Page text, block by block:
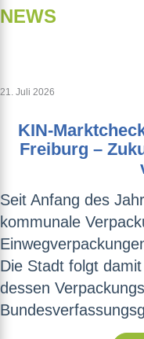
NEWS
21. Juli 2026
KIN-
Freiburg –
Seit Anfang des
kommunale
Die Stadt folgt
dessen